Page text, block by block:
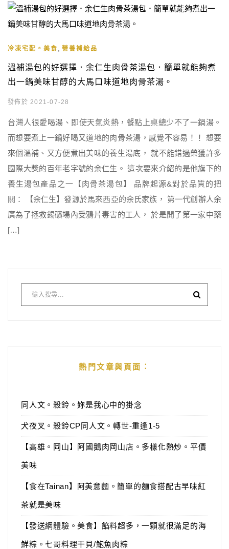
冷凍宅配。美食 營養補給品
溫補湯包的好選擇．余仁生肉骨茶湯包．簡單就能夠煮
出一鍋美味甘醇的大馬口味道地肉骨茶湯。
發佈於 2021-07-28
台灣人很愛喝湯、即使天氣炎熱，餐點上桌總少不了一鍋湯。
而想要煮上一鍋好喝又道地的肉骨茶湯，感覺不容易！！ 想要
來個溫補、又方便煮出美味的養生湯底， 就不能錯過榮獲許多
國際大獎的百年老字號的余仁生。 這次要來介紹的是他旗下的
養生湯包產品之一【肉骨茶湯包】 品牌起源&對於品質的把
關： 【余仁生】發源於馬來西亞的余氏家族， 第一代創辦人余
廣為了拯救錫礦場內受鴉片毒害的工人， 於是開了第一家中藥
[…]
熱門文章與頁面︰
同人文。殺鈴。妳是我心中的掛念
犬夜叉。殺鈴CP同人文。轉世-重逢1-5
【高雄。岡山】阿國鵝肉岡山店。多樣化熱炒。平價
美味
【食在Tainan】阿美意麵。簡單的麵食搭配古早味紅
茶就是美味
【發送網體驗。美食】餡料超多，一顆就很滿足的海
鮮粽。七哥料理干貝/鮑魚肉粽